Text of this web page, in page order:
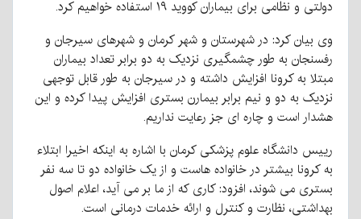
دولتی و نظامی برای بیماران کووید ۱۹ استفاده خواهیم کرد.
وی بیان کرد: در شهرستان و شهر کرمان و شهرهای سیرجان و
رفسنجان به طور چشمگیری نزدیک به دو برابر تعداد بیماران
مبتلا به کرونا افزایش داشته و در سیرجان به طور قابل توجهی
نزدیک به دو و نیم برابر بیمارن بستری افزایش پیدا کرده و این
هشدار است و چاره ای جز رعایت نداریم.
رییس دانشگاه علوم پزشکی کرمان با اشاره به اینکه اخیرا ابتلاء
به کرونا بیشتر در خانواده هاست و از یک خانواده دو تا سه نفر
بستری می شوند، افزود: کاری که از ما بر می آید، اعلام اصول
بهداشتی، نظارت و کنترل و ارائه خدمات درمانی است.